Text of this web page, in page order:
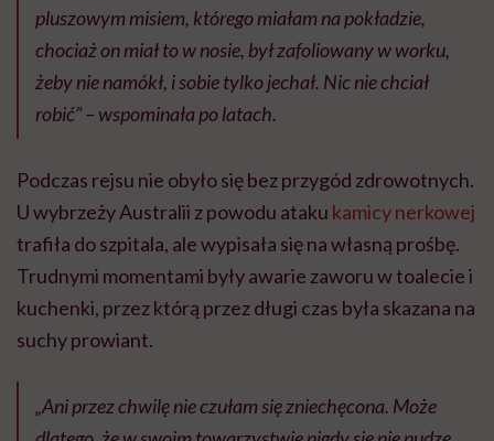
pluszowym misiem, którego miałam na pokładzie,
chociaż on miał to w nosie, był zafoliowany w worku,
żeby nie namókł, i sobie tylko jechał. Nic nie chciał
robić” – wspominała po latach.
Podczas rejsu nie obyło się bez przygód zdrowotnych.
U wybrzeży Australii z powodu ataku kamicy nerkowej
trafiła do szpitala, ale wypisała się na własną prośbę.
Trudnymi momentami były awarie zaworu w toalecie i
kuchenki, przez którą przez długi czas była skazana na
suchy prowiant.
„Ani przez chwilę nie czułam się zniechęcona. Może